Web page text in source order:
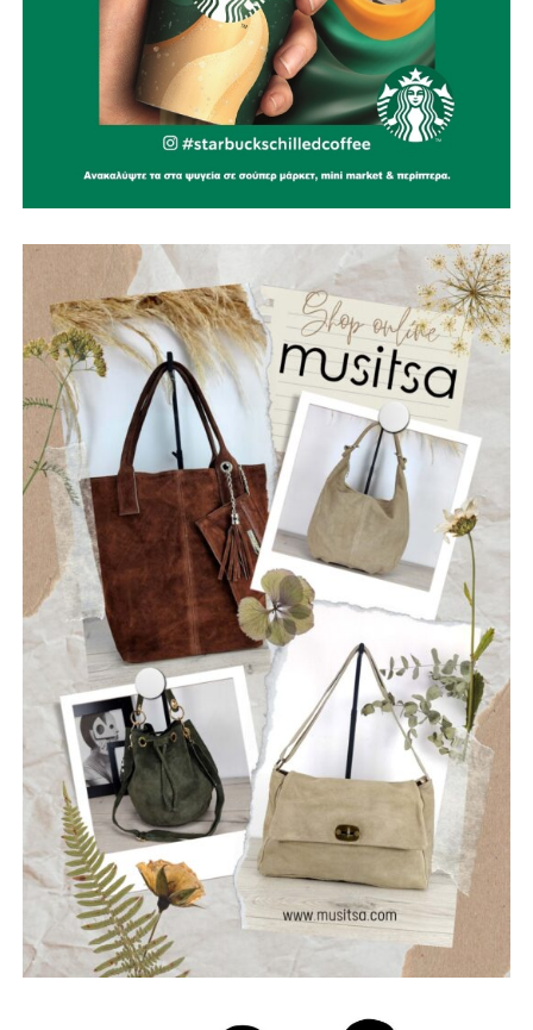
κάνουμε όλα τα αναγκαία βήματα για να γίνει
πραγματικότητα».